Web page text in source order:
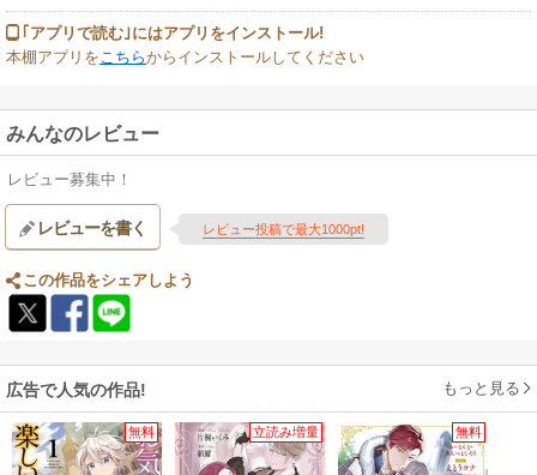
｢アプリで読む｣にはアプリをインストール!
本棚アプリをこちらからインストールしてください
みんなのレビュー
レビュー募集中！
レビューを書く レビュー投稿で最大1000pt!
この作品をシェアしよう
広告で人気の作品! もっと見る
無料 立読み増量 無料